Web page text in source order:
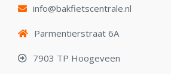
info@bakfietscentrale.nl
Parmentierstraat 6A
7903 TP Hoogeveen